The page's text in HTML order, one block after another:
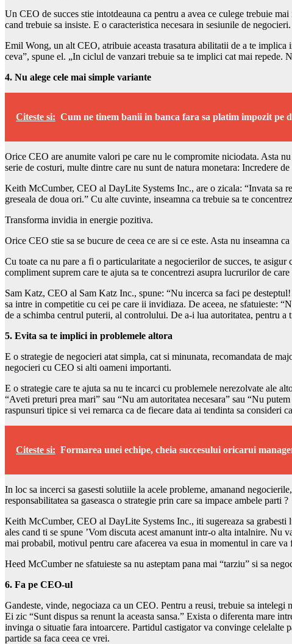
Un CEO de succes stie intotdeauna ca pentru a avea ce culege trebuie
cand trebuie sa insiste. E o caracteristica necesara in sesiunile de negocieri.
Emil Wong, un alt CEO, atribuie aceasta trasatura abilitatii de a te
ceva”, spune el. „In ciclul de vanzari trebuie sa te implici cat mai repede.
4. Nu alege cele mai simple variante
Citeste si: Cum ne tinem banii in banca fara sa platim impozit pe
Orice CEO are anumite valori pe care nu le compromite niciodata. Asta
serie de costuri, multe dintre care nu sunt de natura monetara: Incredere
Keith McCumber, CEO al DayLite Systems Inc., are o zicala: “Invata sa
greseala de doua ori.” Cu alte cuvinte, inseamna ca trebuie sa te
Transforma invidia in energie pozitiva.
Orice CEO stie sa se bucure de ceea ce are si ce este. Asta nu inseamna
Cu toate ca nu pare a fi o particularitate a negocierilor de succes, te
compliment suprem care te ajuta sa te concentrezi asupra lucrurilor de
Sam Katz, CEO al Sam Katz Inc., spune: “Nu incerca sa faci pe
sa intre in competitie cu cei pe care ii invidiaza. De aceea, ne sfatuieste:
de a schimba centrul puterii, al controlului. De a-i lua autoritatea, pentru a
5. Evita sa te implici in problemele altora
E o strategie de negocieri atat simpla, cat si minunata, recomandata de
negocieri cu CEO si alti oameni importanti.
E o strategie care te ajuta sa nu te incarci cu problemele nerezolvate ale
“Aveti preturi prea mari” sau “Nu am autoritatea necesara” sau “Nu
raspunsuri tipice si vei remarca ca de fiecare data ai tendinta sa consideri
Citeste si: Formarea unei echipe, cheia succesului oricarui
In loc sa incerci sa gasesti solutiile la acele probleme, amanand
responsabilitatea sa gaseasca o strategie prin care sa impace ambele parti ?
Keith McCumber, CEO al DayLite Systems Inc., iti sugereaza sa
ales cand ti se spune ’Vom discuta acest amanunt intr-o alta intalnire. Nu
mai probabil, motivul pentru care afacerea va esua in momentul in care
Heed McCumber ne sfatuieste sa nu asteptam pana mai “tarziu” si sa
6. Fa pe CEO-ul
Gandeste, vinde, negociaza ca un CEO. Pentru a reusi, trebuie sa
Ei zic “Sunt dispus sa renunt la aceasta sansa.” Exista o diferenta mare
invinga o situatie fara intoarcere. Partidul castigator va convinge celelalte
partide sa faca ceea ce vrei.